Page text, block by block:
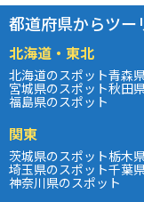
都道府県からツー
北海道・東北
北海道のスポット青森
宮城県のスポット秋田
福島県のスポット
関東
茨城県のスポット栃木
埼玉県のスポット千葉
神奈川県のスポット